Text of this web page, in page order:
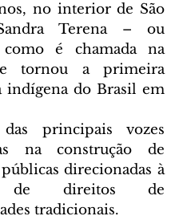
no interior de São
Terena – ou
como é chamada na
tornou a primeira
indígena do Brasil em
principais vozes
na construção de
direcionadas à
de direitos de
tradicionais.